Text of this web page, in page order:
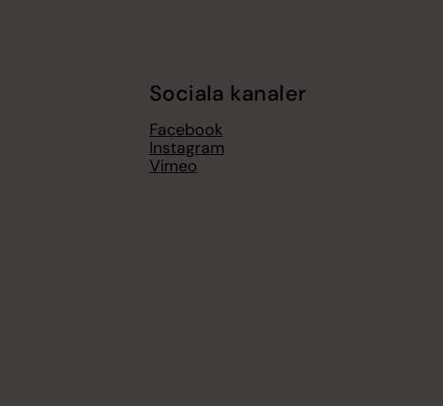
Sociala kanaler
Facebook
Instagram
Vimeo